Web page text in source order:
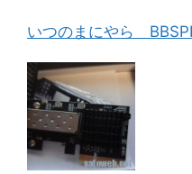
いつのまにやら